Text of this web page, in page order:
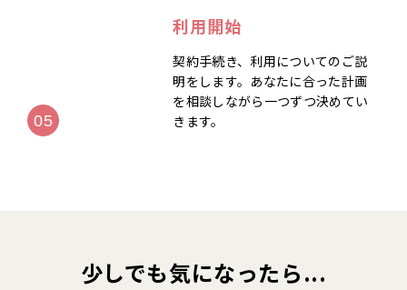
利用開始
契約手続き、利用についてのご説
明をします。あなたに合った計画
を相談しながら一つずつ決めてい
きます。
少しでも気になったら...